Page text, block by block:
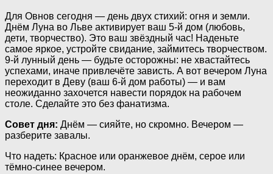
Для Овнов сегодня — день двух стихий: огня и земли.
Днём Луна во Льве активирует ваш 5-й дом (любовь,
дети, творчество). Это ваш звёздный час! Наденьте
самое яркое, устройте свидание, займитесь творчеством.
9-й лунный день — будьте осторожны: не хвастайтесь
успехами, иначе привлечёте зависть. А вот вечером Луна
переходит в Деву (ваш 6-й дом работы) — и вам
неожиданно захочется навести порядок на рабочем
столе. Сделайте это без фанатизма.
Совет дня: Днём — сияйте, но скромно. Вечером —
разберите завалы.
Что надеть: Красное или оранжевое днём, серое или
тёмно-синее вечером.